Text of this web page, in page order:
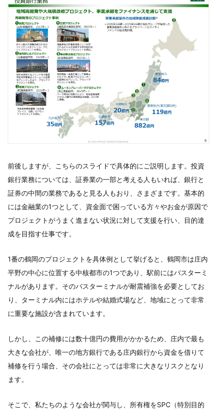
前後しますが、こちらのスライドで具体的にご説明します。投資
銀行業務については、証券業の一部と考える人もいれば、銀行と
証券の中間の業務であると見る人もおり、さまざまです。基本的
には金融業の1つとして、資金面で困っている方々やお金が原因で
プロジェクトがうまく進まない状況に対して支援を行い、目的達
成を目指す仕事です。
1番の鶴岡のプロジェクトを具体例として挙げると、鶴岡市は庄内
平野の中心に位置する中核都市の1つであり、駅前にはバスターミ
ナルがあります。そのバスターミナルが耐震補強を必要としてお
り、ターミナル内にはホテルや結婚式場など、地域にとって非常
に重要な施設が含まれています。
しかし、この補修には数十億円の費用がかかるため、庄内で最も
大きな会社が、唯一の地方銀行である庄内銀行から資金を借りて
補修を行う場合、その会社にとっては非常に大きなリスクとなり
ます。
そこで、私たちのような会社が関与し、所有権をSPC（特別目的